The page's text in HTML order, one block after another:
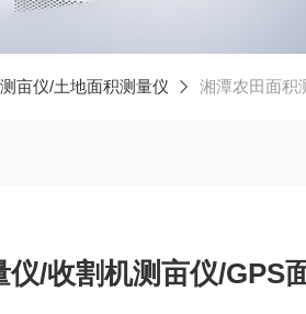
亩仪/土地面积测量仪 湘潭农田面积
/收割机测亩仪/GPS